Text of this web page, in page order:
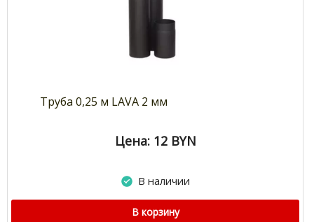
Труба 0,25 м LAVA 2 мм
Цена: 12 BYN
В наличии
В корзину